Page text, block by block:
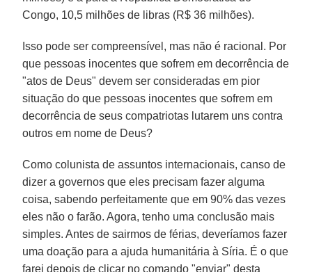
Congo, 10,5 milhões de libras (R$ 36 milhões).
Isso pode ser compreensível, mas não é racional. Por
que pessoas inocentes que sofrem em decorrência de
"atos de Deus" devem ser consideradas em pior
situação do que pessoas inocentes que sofrem em
decorrência de seus compatriotas lutarem uns contra
outros em nome de Deus?
Como colunista de assuntos internacionais, canso de
dizer a governos que eles precisam fazer alguma
coisa, sabendo perfeitamente que em 90% das vezes
eles não o farão. Agora, tenho uma conclusão mais
simples. Antes de sairmos de férias, deveríamos fazer
uma doação para a ajuda humanitária à Síria. É o que
farei depois de clicar no comando "enviar" desta